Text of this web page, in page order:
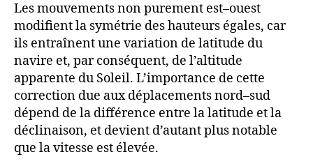
Les mouvements non purement est–ouest
modifient la symétrie des hauteurs égales, car
ils entraînent une variation de latitude du
navire et, par conséquent, de l’altitude
apparente du Soleil. L’importance de cette
correction due aux déplacements nord–sud
dépend de la différence entre la latitude et la
déclinaison, et devient d’autant plus notable
que la vitesse est élevée.